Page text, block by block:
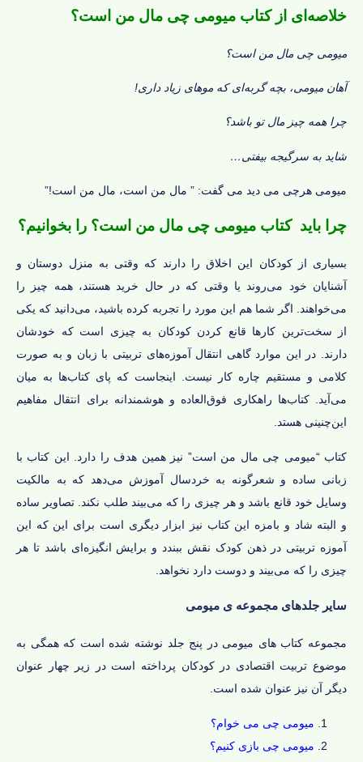
خلاصه‌ای از کتاب میومی چی مال من است؟
میومی چی مال من است؟
آهان میومی، بچه گربه‌ای که موهای زیاد داری!
چرا همه چیز مال تو باشد؟
شاید به سرگیجه بیفتی…
میومی هرچی می دید می گفت: ” مال من است، مال من است!”
چرا باید کتاب میومی چی مال من است؟ را بخوانیم؟
بسیاری از کودکان این اخلاق را دارند که وقتی به منزل دوستان و
آشنایان خود می‌روند یا وقتی که در حال خرید هستند، همه چیز را
می‌خواهند. اگر شما هم این مورد را تجربه کرده باشید، می‌دانید که یکی
از سخت‌ترین کارها قانع کردن کودکان به چیزی است که خودشان
دارند. در این موارد گاهی انتقال آموزه‌های تربیتی با زبان و به صورت
کلامی و مستقیم چاره کار نیست. اینجاست که پای کتاب‌ها به میان
می‌آید. کتاب‌ها راهکاری فوق‌العاده و هوشمندانه برای انتقال مفاهیم
این‌چنینی هستد.
کتاب “میومی چی مال من است” نیز همین هدف را دارد. این کتاب با
زبانی ساده و شعرگونه به خردسال آموزش می‌دهد که به مالکیت
وسایل خود قانع باشد و هر چیزی را که می‌بیند طلب نکند. تصاویر ساده
و البته شاد و بامزه این کتاب نیز ابزار دیگری است برای این که این
آموزه تربیتی در ذهن کودک نقش ببندد و برایش انگیزه‌ای باشد تا هر
چیزی را که می‌بیند و دوست دارد نخواهد.
سایر جلدهای مجموعه ی میومی
مجموعه کتاب های میومی در پنج جلد نوشته شده است که همگی به
موضوع تربیت اقتصادی در کودکان پرداخته است در زیر چهار عنوان
دیگر آن نیز عنوان شده است.
میومی چی می خوام؟
میومی چی بازی کنیم؟